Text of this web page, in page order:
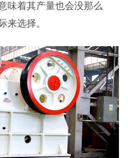
味着其产量也会没那么
来选择。